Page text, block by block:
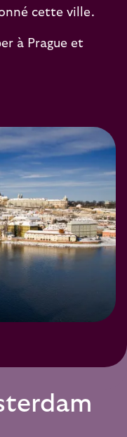
cette ville.
à Prague et